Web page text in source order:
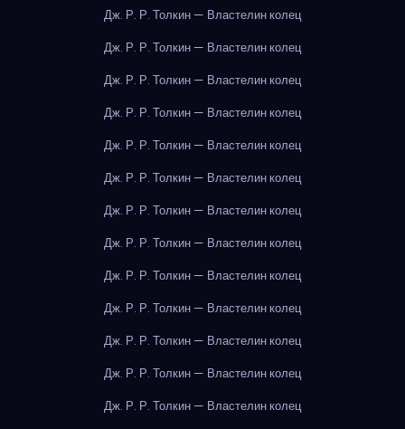
Дж. Р. Р. Толкин — Властелин колец
Дж. Р. Р. Толкин — Властелин колец
Дж. Р. Р. Толкин — Властелин колец
Дж. Р. Р. Толкин — Властелин колец
Дж. Р. Р. Толкин — Властелин колец
Дж. Р. Р. Толкин — Властелин колец
Дж. Р. Р. Толкин — Властелин колец
Дж. Р. Р. Толкин — Властелин колец
Дж. Р. Р. Толкин — Властелин колец
Дж. Р. Р. Толкин — Властелин колец
Дж. Р. Р. Толкин — Властелин колец
Дж. Р. Р. Толкин — Властелин колец
Дж. Р. Р. Толкин — Властелин колец